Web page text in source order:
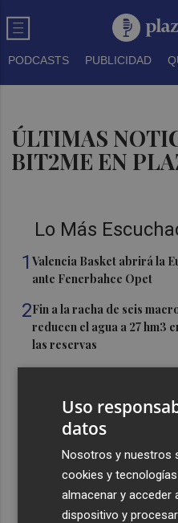
PODCASTS PUBLICIDAD
ÚLTIMAS
BIT2ME EN
Lo Más
1Valencia Basket abrirá la
ante Fenerbahce Opet
2Fin a la racha de seis
reducen el agua a 27 hm3
las reservas
de Càrcer
horas con Folamour, Dan
Italia rechaza el ultimátum
suspensión de Schengen
Uso
datos
Nosotros y nuestros
cookies y
almacenar y acceder
dispositivo y